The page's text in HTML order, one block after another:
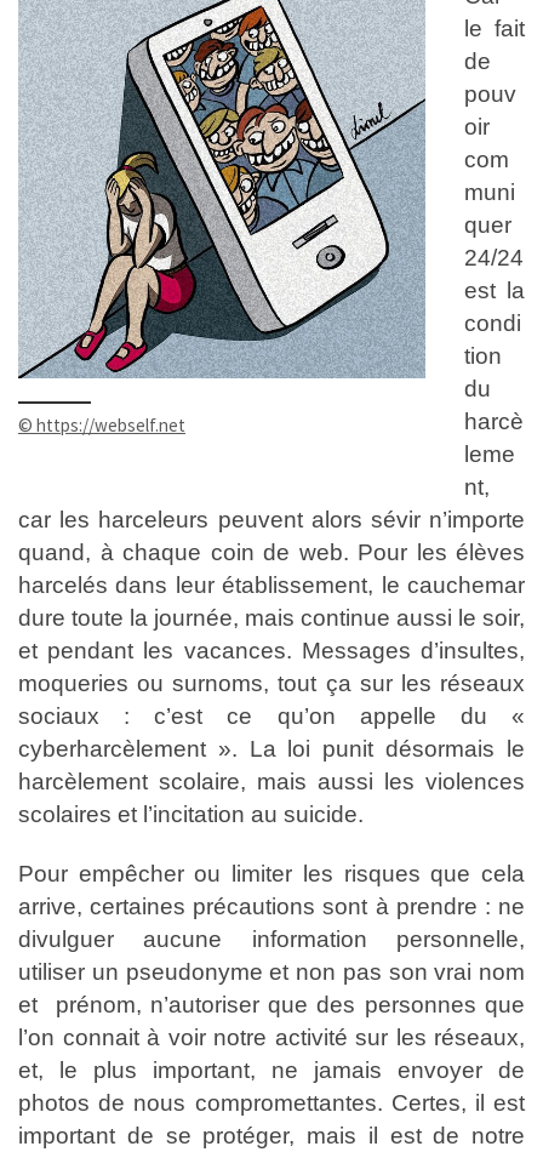
© https://webself.net
le fait
de
pouv
oir
com
muni
quer
24/24
est la
condi
tion
du
harcè
leme
nt,
car les harceleurs peuvent alors sévir n’importe
quand, à chaque coin de web. Pour les élèves
harcelés dans leur établissement, le cauchemar
dure toute la journée, mais continue aussi le soir,
et pendant les vacances. Messages d’insultes,
moqueries ou surnoms, tout ça sur les réseaux
sociaux : c’est ce qu’on appelle du «
cyberharcèlement ». La loi punit désormais le
harcèlement scolaire, mais aussi les violences
scolaires et l’incitation au suicide.
Pour empêcher ou limiter les risques que cela
arrive, certaines précautions sont à prendre : ne
divulguer aucune information personnelle,
utiliser un pseudonyme et non pas son vrai nom
et prénom, n’autoriser que des personnes que
l’on connait à voir notre activité sur les réseaux,
et, le plus important, ne jamais envoyer de
photos de nous compromettantes. Certes, il est
important de se protéger, mais il est de notre